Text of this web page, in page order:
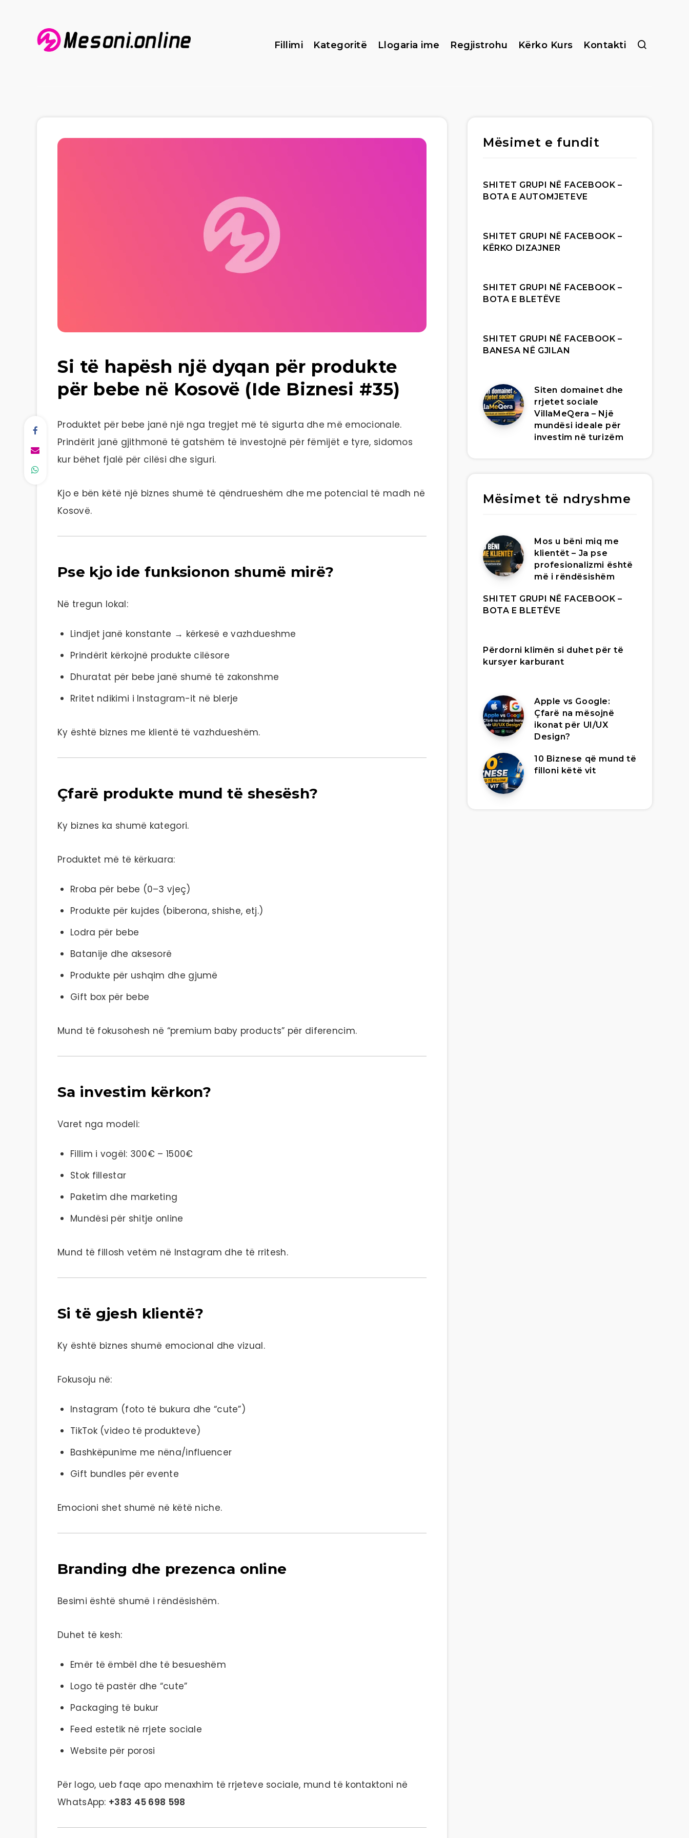
Fillimi Kategoritë Llogaria ime Regjistrohu Kërko Kurs Kontakti
Si të hapësh një dyqan për produkte
për bebe në Kosovë (Ide Biznesi #35)
Produktet për bebe janë një nga tregjet më të sigurta dhe më emocionale.
Prindërit janë gjithmonë të gatshëm të investojnë për fëmijët e tyre, sidomos
kur bëhet fjalë për cilësi dhe siguri.
Kjo e bën këtë një biznes shumë të qëndrueshëm dhe me potencial të madh në
Kosovë.
Pse kjo ide funksionon shumë mirë?
Në tregun lokal:
Lindjet janë konstante → kërkesë e vazhdueshme
Prindërit kërkojnë produkte cilësore
Dhuratat për bebe janë shumë të zakonshme
Rritet ndikimi i Instagram-it në blerje
Ky është biznes me klientë të vazhdueshëm.
Çfarë produkte mund të shesësh?
Ky biznes ka shumë kategori.
Produktet më të kërkuara:
Rroba për bebe (0–3 vjeç)
Produkte për kujdes (biberona, shishe, etj.)
Lodra për bebe
Batanije dhe aksesorë
Produkte për ushqim dhe gjumë
Gift box për bebe
Mund të fokusohesh në “premium baby products” për diferencim.
Sa investim kërkon?
Varet nga modeli:
Fillim i vogël: 300€ – 1500€
Stok fillestar
Paketim dhe marketing
Mundësi për shitje online
Mund të fillosh vetëm në Instagram dhe të rritesh.
Si të gjesh klientë?
Ky është biznes shumë emocional dhe vizual.
Fokusoju në:
Instagram (foto të bukura dhe “cute”)
TikTok (video të produkteve)
Bashkëpunime me nëna/influencer
Gift bundles për evente
Emocioni shet shumë në këtë niche.
Branding dhe prezenca online
Besimi është shumë i rëndësishëm.
Duhet të kesh:
Emër të ëmbël dhe të besueshëm
Logo të pastër dhe “cute”
Packaging të bukur
Feed estetik në rrjete sociale
Website për porosi
Për logo, ueb faqe apo menaxhim të rrjeteve sociale, mund të kontaktoni në
WhatsApp: +383 45 698 598
Mësimet e fundit
SHITET GRUPI NË FACEBOOK –
BOTA E AUTOMJETEVE
SHITET GRUPI NË FACEBOOK –
KËRKO DIZAJNER
SHITET GRUPI NË FACEBOOK –
BOTA E BLETËVE
SHITET GRUPI NË FACEBOOK –
BANESA NË GJILAN
Siten domainet dhe
rrjetet sociale
VillaMeQera – Një
mundësi ideale për
investim në turizëm
Mësimet të ndryshme
Mos u bëni miq me
klientët – Ja pse
profesionalizmi është
më i rëndësishëm
SHITET GRUPI NË FACEBOOK –
BOTA E BLETËVE
Përdorni klimën si duhet për të
kursyer karburant
Apple vs Google:
Çfarë na mësojnë
ikonat për UI/UX
Design?
10 Biznese që mund të
filloni këtë vit